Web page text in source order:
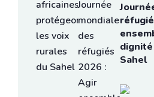
dignité
Sahel